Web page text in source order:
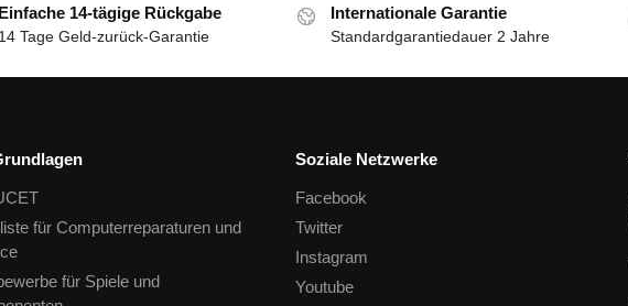
Einfache 14-tägige Rückgabe
14 Tage Geld-zurück-Garantie
Internationale Garantie
Standardgarantiedauer 2 Jahre
für Computerreparaturen und
für Spiele und
Soziale Netzwerke
Facebook
Twitter
Instagram
Youtube